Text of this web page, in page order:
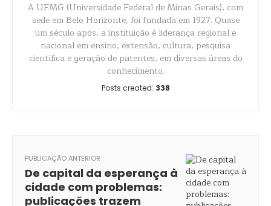
A UFMG (Universidade Federal de Minas Gerais), com
sede em Belo Horizonte, foi fundada em 1927. Quase
um século após, a instituição é liderança regional e
nacional em ensino, extensão, cultura, pesquisa
científica e geração de patentes, em diversas áreas do
conhecimento.
Posts created: 338
PUBLICAÇÃO ANTERIOR
De capital da esperança à
cidade com problemas:
publicações trazem